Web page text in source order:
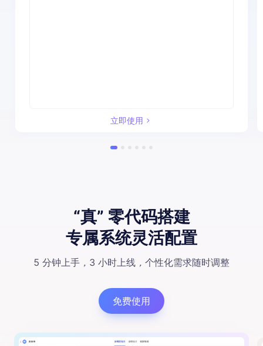
立即使用
“真” 零代码搭建
专属系统灵活配置
5 分钟上手 ， 3 小时上线 ， 个性化需求随时调整
免费使用